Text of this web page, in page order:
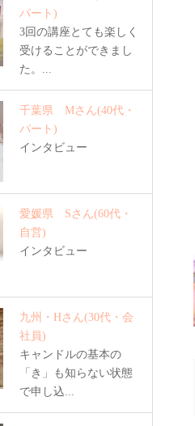
パート)
3回の講座とても楽しく
受けることができまし
た。...
千葉県 Mさん(40代・
パート)
インタビュー
愛媛県 Sさん(60代・
自営)
インタビュー
九州・Hさん(30代・会
社員)
キャンドルの基本の
「き」も知らない状態
で申し込...